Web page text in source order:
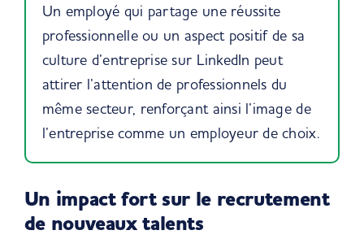
Un employé qui partage une réussite
professionnelle ou un aspect positif de sa
culture d’entreprise sur LinkedIn peut
attirer l’attention de professionnels du
même secteur, renforçant ainsi l’image de
l’entreprise comme un employeur de choix.
Un impact fort sur le recrutement
de nouveaux talents